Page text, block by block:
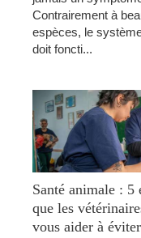
Contrairement à
espèces, le
doit foncti...
Santé animale : 5
que les
vous aider à éviter